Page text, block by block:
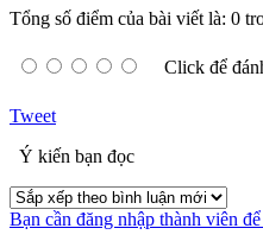
Tổng số điểm của bài viết là: 0
Click để
Tweet
Ý kiến bạn đọc
Bạn cần đăng nhập thành viên